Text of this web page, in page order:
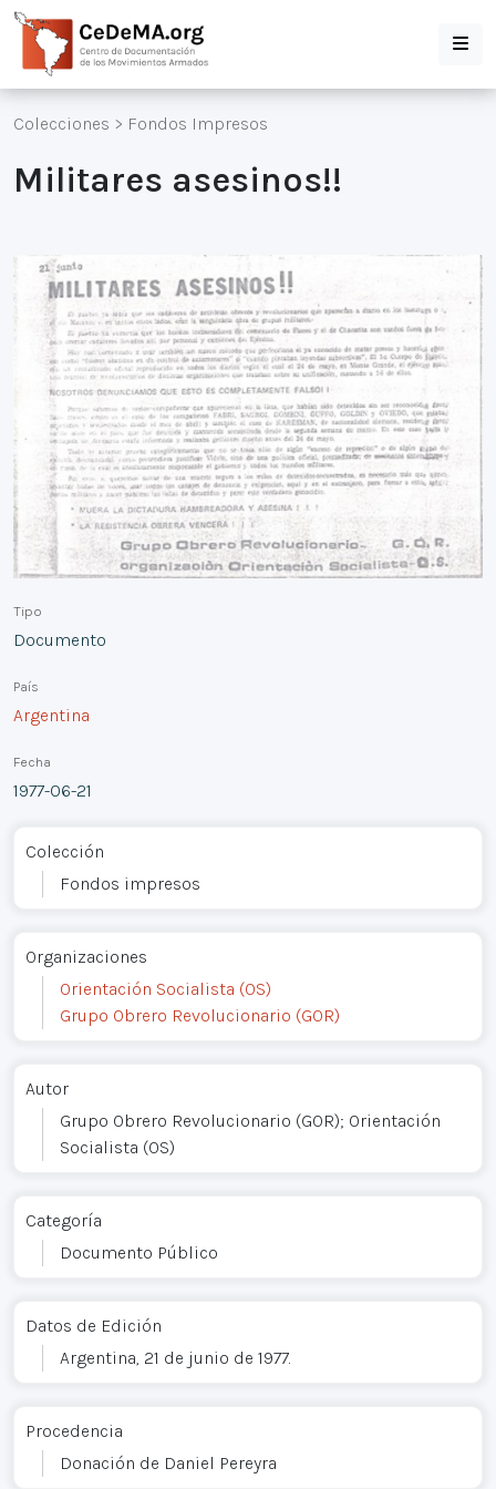
Colecciones > Fondos Impresos
Militares asesinos!!
Tipo
Documento
País
Argentina
Fecha
1977-06-21
Colección
Fondos impresos
Organizaciones
Orientación Socialista (OS)
Grupo Obrero Revolucionario (GOR)
Autor
Grupo Obrero Revolucionario (GOR); Orientación
Socialista (OS)
Categoría
Documento Público
Datos de Edición
Argentina, 21 de junio de 1977.
Procedencia
Donación de Daniel Pereyra